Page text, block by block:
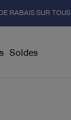
RABAIS SUR
Soldes